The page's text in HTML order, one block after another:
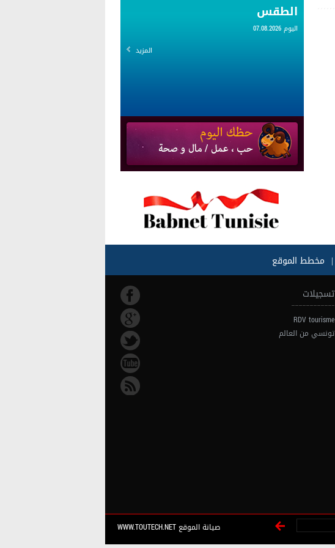
الطقس
اليوم 07.08.2026
المزيد
| مخطط الموقع
تسجيلات
RDV tourisme
تونسي من العالم
صيانة الموقع WWW.TOUTECH.NET